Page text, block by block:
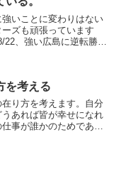
いことに変わりはない
ズも頑張っています
、強い広島に逆転勝ち
オ...
を考える
り方を考えます。自分
あれば皆が幸せになれ
事が誰かのためであ